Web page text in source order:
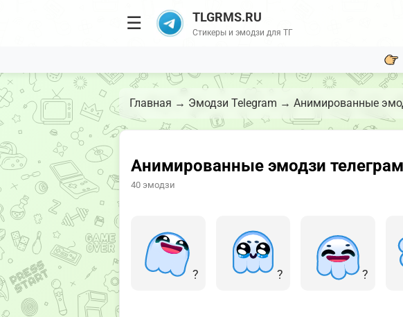
☰ TLGRMS.RU
Стикеры и эмодзи для ТГ
Главная → Эмодзи Telegram → Анимированные
Анимированные эмодзи
40 эмодзи
? ? ?